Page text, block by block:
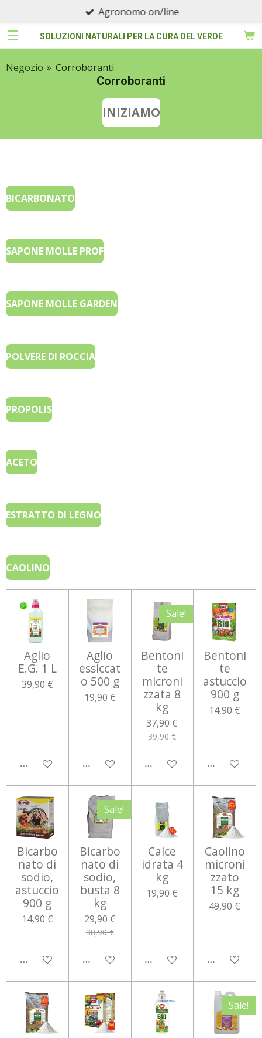
contenutoSOLUZIONI NATURALI PER LA CURA DEL VERDE
Agronomo on/line
Negozio » Corroboranti
Corroboranti
INIZIAMO
BICARBONATO
SAPONE MOLLE PROF
SAPONE MOLLE GARDEN
POLVERE DI ROCCIA
PROPOLIS
ACETO
ESTRATTO DI LEGNO
CAOLINO
Aglio
E.G. 1 L
39,90 €
AGGIUNGI AL CARRELLO
Aglio
essiccat
o 500 g
19,90 €
AGGIUNGI AL CARRELLO
Sale!
Bentoni
te
microni
zzata 8
kg
37,90 €
39,90 €
AGGIUNGI AL CARRELLO
Bentoni
te
astuccio
900 g
14,90 €
AGGIUNGI
Bicarbo
nato di
sodio,
astuccio
900 g
14,90 €
AGGIUNGI AL CARRELLO
Sale!
Bicarbo
nato di
sodio,
busta 8
kg
29,90 €
38,90 €
AGGIUNGI AL CARRELLO
Calce
idrata 4
kg
19,90 €
AGGIUNGI AL CARRELLO
Caolino
microni
zzato
15 kg
49,90 €
AGGIUNGI
Sale!